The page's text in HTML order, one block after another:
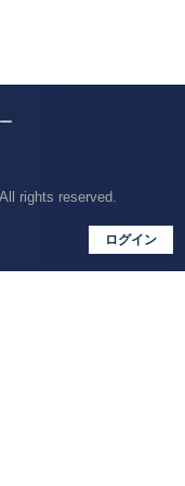
rights reserved.
ログイン